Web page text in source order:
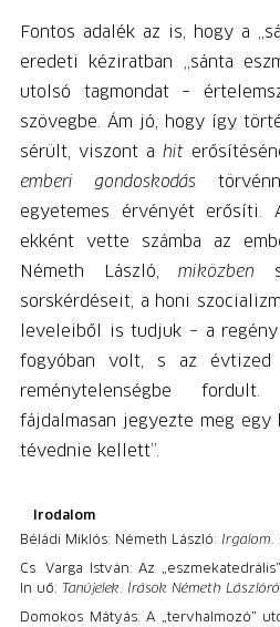
Fontos adalék az is, hogy a
eredeti kéziratban „sánta
utolsó tagmondat –
szövegbe. Ám jó, hogy így
sérült, viszont a hit
emberi gondoskodás
egyetemes érvényét erősíti.
ekként vette számba az
Németh László,miközben
sorskérdéseit, a honi
leveleiből is tudjuk – a
fogyóban volt, s az évtized
reménytelenségbe
fájdalmasan jegyezte meg egy
tévednie kellett”.
Irodalom
Béládi Miklós: Németh László: Irgalom.
Cs. Varga István: Az
In uő: Tanújelek. Írások Németh
Domokos Mátyás: A „tervhalmozó”